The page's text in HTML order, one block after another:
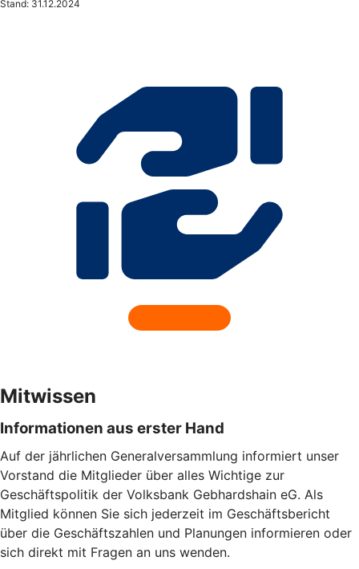
Stand: 31.12.2024
Mitwissen
Informationen aus erster Hand
Auf der jährlichen Generalversammlung informiert unser
Vorstand die Mitglieder über alles Wichtige zur
Geschäftspolitik der Volksbank Gebhardshain eG. Als
Mitglied können Sie sich jederzeit im Geschäftsbericht
über die Geschäftszahlen und Planungen informieren oder
sich direkt mit Fragen an uns wenden.